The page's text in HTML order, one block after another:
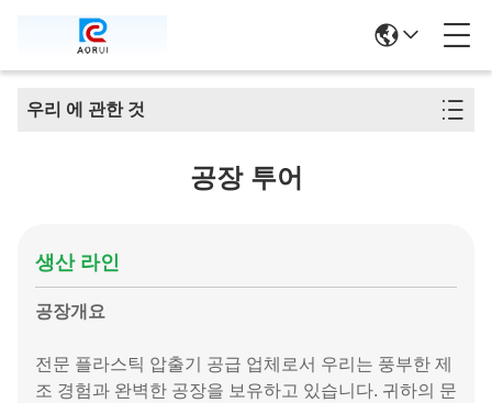
우리 에 관한 것
공장 투어
생산 라인
공장개요
전문 플라스틱 압출기 공급 업체로서 우리는 풍부한 제
조 경험과 완벽한 공장을 보유하고 있습니다. 귀하의 문